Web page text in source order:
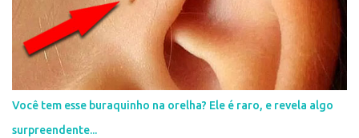
Você tem esse buraquinho na orelha? Ele é raro, e revela algo
surpreendente...